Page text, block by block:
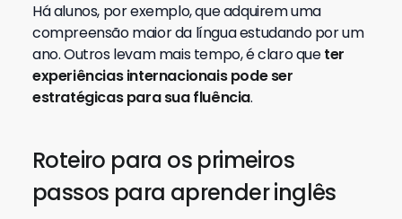
Há alunos, por exemplo, que adquirem uma
compreensão maior da língua estudando por um
ano. Outros levam mais tempo, é claro queter
experiências internacionais pode ser
estratégicas para sua fluência.
Roteiro para os primeiros
passos para aprender inglês